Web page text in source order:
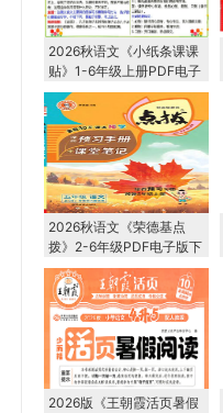
2026秋语文《小纸条课课
贴》1-6年级上册PDF电子
版下载
2026秋语文《荣德基点
拨》2-6年级PDF电子版下
载
2026版《王朝霞活页暑假